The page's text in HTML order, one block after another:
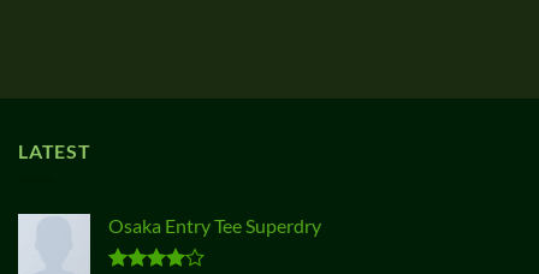
LATEST
Osaka Entry Tee Superdry